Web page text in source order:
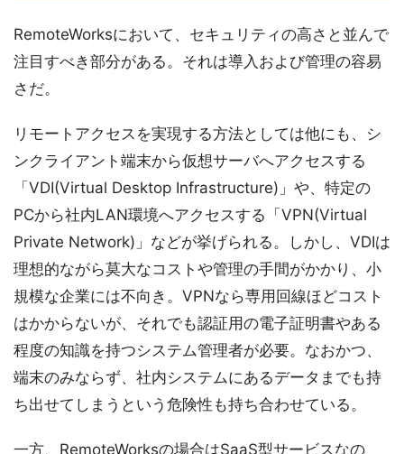
RemoteWorksにおいて、セキュリティの高さと並んで
注目すべき部分がある。それは導入および管理の容易
さだ。
リモートアクセスを実現する方法としては他にも、シ
ンクライアント端末から仮想サーバへアクセスする
「VDI(Virtual Desktop Infrastructure)」や、特定の
PCから社内LAN環境へアクセスする「VPN(Virtual
Private Network)」などが挙げられる。しかし、VDIは
理想的ながら莫大なコストや管理の手間がかかり、小
規模な企業には不向き。VPNなら専用回線ほどコスト
はかからないが、それでも認証用の電子証明書やある
程度の知識を持つシステム管理者が必要。なおかつ、
端末のみならず、社内システムにあるデータまでも持
ち出せてしまうという危険性も持ち合わせている。
一方、RemoteWorksの場合はSaaS型サービスなの